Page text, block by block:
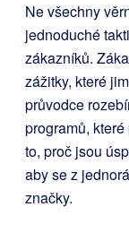
Ne všechny
jednoduché
zákazníků.
zážitky, které
průvodce
programů,
to, proč jsou
aby se z
značky.